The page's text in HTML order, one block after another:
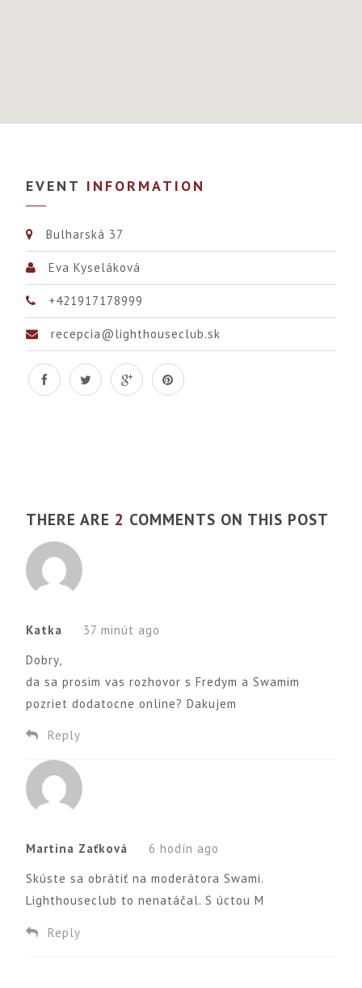
EVENT INFORMATION
Bulharská 37
Eva Kyseláková
+421917178999
recepcia@lighthouseclub.sk
THERE ARE 2 COMMENTS ON THIS POST
Katka
37 minút ago
Dobry,
da sa prosim vas rozhovor s Fredym a Swamim
pozriet dodatocne online? Dakujem
Reply
Martina Zaťková
6 hodín ago
Skúste sa obrátiť na moderátora Swami.
Lighthouseclub to nenatáčal. S úctou M
Reply